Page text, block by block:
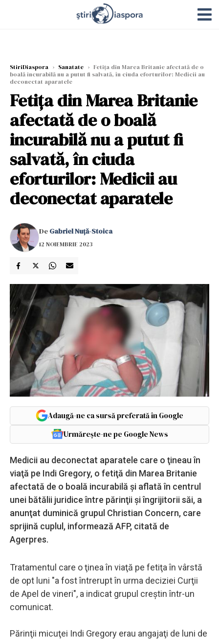
StiriDiaspora › Sanatate › Fetiţa din Marea Britanie afectată de o
boală incurabilă nu a putut fi salvată, în ciuda eforturilor: Medicii au
deconectat aparatele
Fetiţa din Marea Britanie
afectată de o boală
incurabilă nu a putut fi
salvată, în ciuda
eforturilor: Medicii au
deconectat aparatele
De Gabriel Nuță-Stoica
12 NOIEMBRIE 2023
Adaugă-ne ca sursă preferată în Google
Urmărește-ne pe Google News
Medicii au deconectat aparatele care o ţineau în
viaţă pe Indi Gregory, o fetiţă din Marea Britanie
afectată de o boală incurabilă şi aflată în centrul
unei bătălii juridice între părinţii şi îngrijitorii săi, a
anunţat duminică grupul Christian Concern, care
sprijină cuplul, informează AFP, citată de
Agerpres.
Tratamentul care o ţinea în viaţă pe fetiţa în vârstă
de opt luni "a fost întrerupt în urma deciziei Curţii
de Apel de vineri", a indicat grupul creştin într-un
comunicat.
Părinţii micuţei Indi Gregory erau angajaţi de luni de